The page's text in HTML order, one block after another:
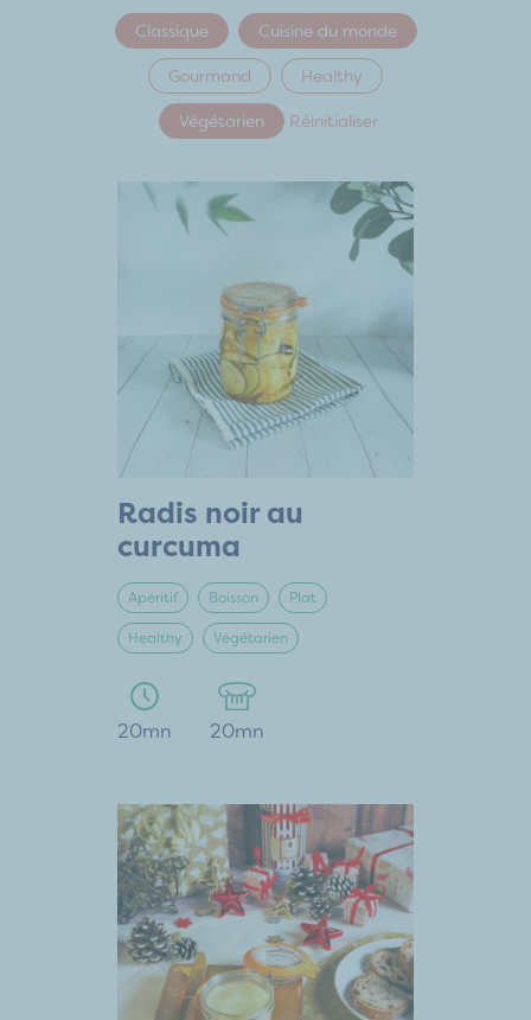
Classique Cuisine du monde
Gourmand Healthy
Végétarien Réinitialiser
Radis noir au
curcuma
Apéritif Boisson Plat
Healthy Végétarien
20mn 20mn